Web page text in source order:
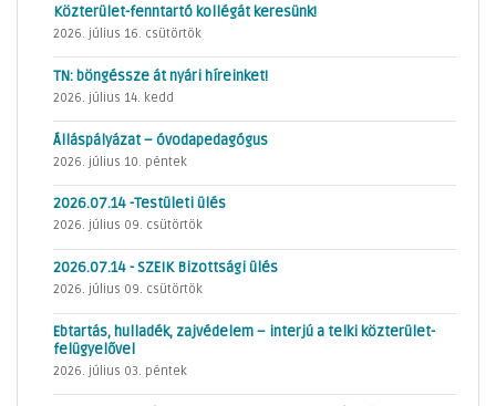
Közterület-fenntartó kollégát keresünk!
2026. július 16. csütörtök
TN: böngéssze át nyári híreinket!
2026. július 14. kedd
Álláspályázat – óvodapedagógus
2026. július 10. péntek
2026.07.14 -Testületi ülés
2026. július 09. csütörtök
2026.07.14 - SZEIK Bizottsági ülés
2026. július 09. csütörtök
Ebtartás, hulladék, zajvédelem – interjú a telki közterület-
felügyelővel
2026. július 03. péntek